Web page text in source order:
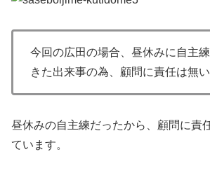
今回の広田の場合、昼休みに自主
きた出来事の為、顧問に責任は無
昼休みの自主練だったから、顧問に責
ています。